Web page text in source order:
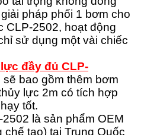
pháp phối 1 bơm cho
CLP-2502, hoạt động
sử dụng một vài chiếc
đầy đủ CLP-
sẽ bao gồm thêm bơm
lực 2m có tích hợp
tốt.
là sản phẩm OEM
chế tạo) tại Trung Quốc